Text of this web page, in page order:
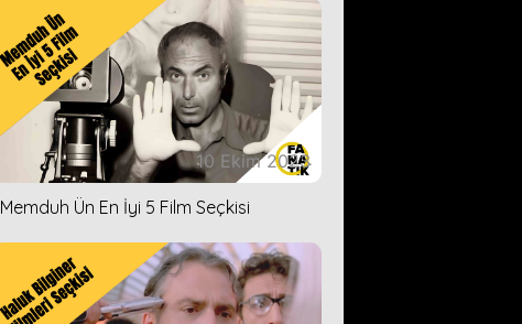
10 Ekim 2023
Memduh Ün En İyi 5 Film Seçkisi